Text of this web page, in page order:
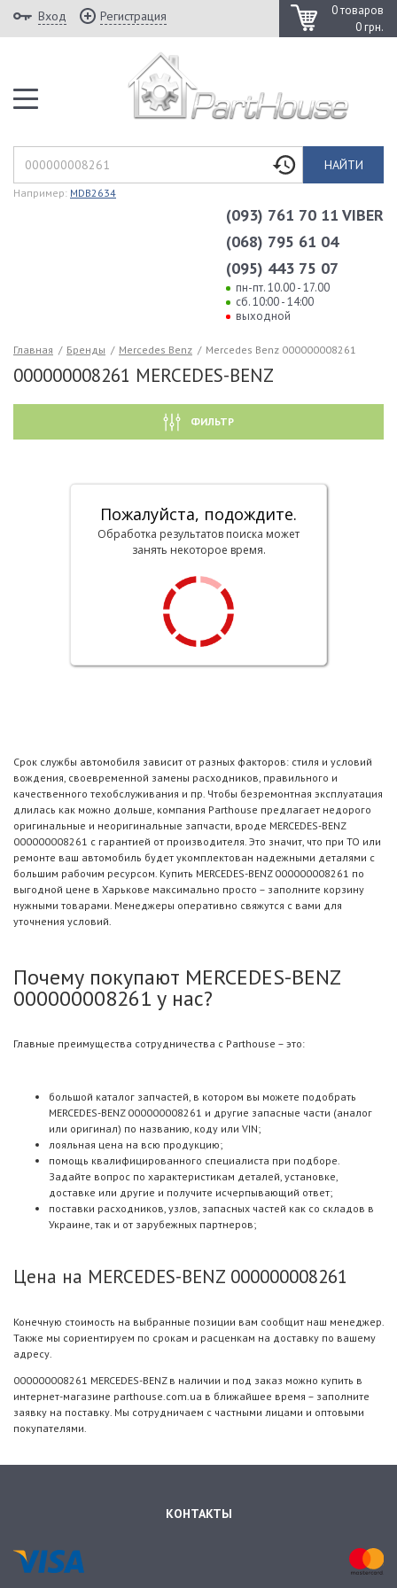
0 товаров
0 грн.
Вход Регистрация
НАЙТИ
Например: MDB2634
(093) 761 70 11 VIBER
(068) 795 61 04
(095) 443 75 07
пн-пт. 10.00 - 17.00
сб. 10:00 - 14:00
выходной
Главная / Бренды / Mercedes Benz / Mercedes Benz 000000008261
000000008261 MERCEDES-BENZ
ФИЛЬТР
Пожалуйста, подождите.
Обработка результатов поиска может
занять некоторое время.
Срок службы автомобиля зависит от разных факторов: стиля и условий
вождения, своевременной замены расходников, правильного и
качественного техобслуживания и пр. Чтобы безремонтная эксплуатация
длилась как можно дольше, компания Parthouse предлагает недорого
оригинальные и неоригинальные запчасти, вроде MERCEDES-BENZ
000000008261 с гарантией от производителя. Это значит, что при ТО или
ремонте ваш автомобиль будет укомплектован надежными деталями с
большим рабочим ресурсом. Купить MERCEDES-BENZ 000000008261 по
выгодной цене в Харькове максимально просто – заполните корзину
нужными товарами. Менеджеры оперативно свяжутся с вами для
уточнения условий.
Почему покупают MERCEDES-BENZ
000000008261 у нас?
Главные преимущества сотрудничества с Parthouse – это:
большой каталог запчастей, в котором вы можете подобрать
MERCEDES-BENZ 000000008261 и другие запасные части (аналог
или оригинал) по названию, коду или VIN;
лояльная цена на всю продукцию;
помощь квалифицированного специалиста при подборе.
Задайте вопрос по характеристикам деталей, установке,
доставке или другие и получите исчерпывающий ответ;
поставки расходников, узлов, запасных частей как со складов в
Украине, так и от зарубежных партнеров;
Цена на MERCEDES-BENZ 000000008261
Конечную стоимость на выбранные позиции вам сообщит наш менеджер.
Также мы сориентируем по срокам и расценкам на доставку по вашему
адресу.
000000008261 MERCEDES-BENZ в наличии и под заказ можно купить в
интернет-магазине parthouse.com.ua в ближайшее время – заполните
заявку на поставку. Мы сотрудничаем с частными лицами и оптовыми
покупателями.
КОНТАКТЫ